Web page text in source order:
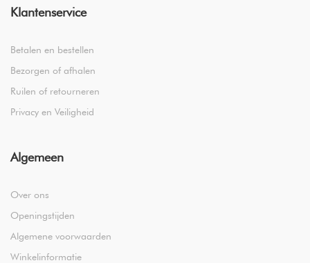
Klantenservice
Betalen en bestellen
Bezorgen of afhalen
Ruilen of retourneren
Privacy en Veiligheid
Algemeen
Over ons
Openingstijden
Algemene voorwaarden
Winkelinformatie